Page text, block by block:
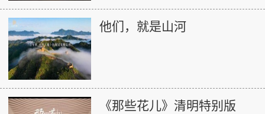
他们，就是山河
《那些花儿》清明特别版